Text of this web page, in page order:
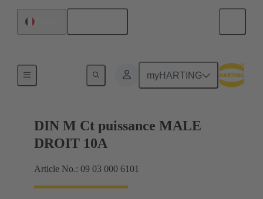
myHARTING
DIN M Ct puissance MALE
DROIT 10A
Article No.: 09 03 000 6101